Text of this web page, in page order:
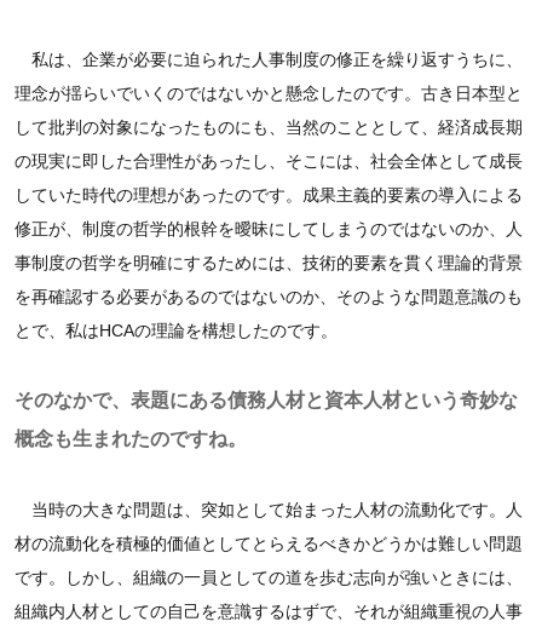
私は、企業が必要に迫られた人事制度の修正を繰り返すうちに、
理念が揺らいでいくのではないかと懸念したのです。古き日本型と
して批判の対象になったものにも、当然のこととして、経済成長期
の現実に即した合理性があったし、そこには、社会全体として成長
していた時代の理想があったのです。成果主義的要素の導入による
修正が、制度の哲学的根幹を曖昧にしてしまうのではないのか、人
事制度の哲学を明確にするためには、技術的要素を貫く理論的背景
を再確認する必要があるのではないのか、そのような問題意識のも
とで、私はHCAの理論を構想したのです。
そのなかで、表題にある債務人材と資本人材という奇妙な
概念も生まれたのですね。
当時の大きな問題は、突如として始まった人材の流動化です。人
材の流動化を積極的価値としてとらえるべきかどうかは難しい問題
です。しかし、組織の一員としての道を歩む志向が強いときには、
組織内人材としての自己を意識するはずで、それが組織重視の人事